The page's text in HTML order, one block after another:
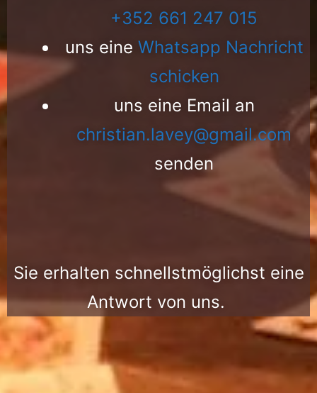
+352 661 247 015
uns eine Whatsapp Nachricht
schicken
uns eine Email an
christian.lavey@gmail.com
senden
Sie erhalten schnellstmöglichst eine
Antwort von uns.